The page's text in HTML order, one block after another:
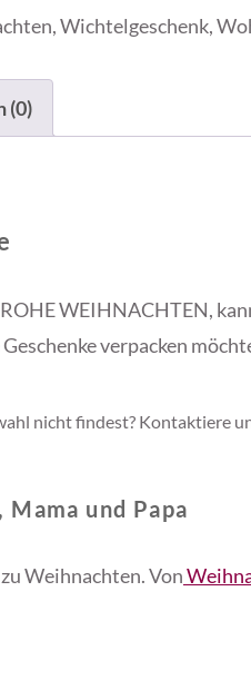
,Wichtelgeschenk,
(0)
WEIHNACHTEN,
verpacken
nicht findest? Kontaktiere
und Papa
Weihnachten. Von